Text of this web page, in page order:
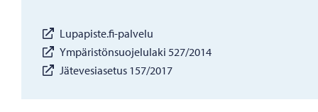
Lupapiste.fi-palvelu
Ympäristönsuojelulaki 527/2014
Jätevesiasetus 157/2017